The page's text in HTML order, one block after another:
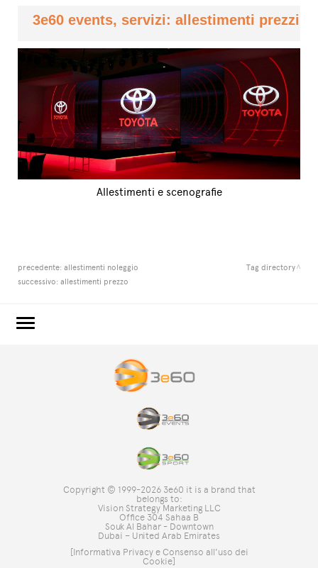
3e60 events, servizi: allestimenti prezzi
Allestimenti e scenografie
precedente: allestimenti noleggio
successivo: allestimenti prezzo
Tag directory
Copyright © 1999-2026 3e60 it is a brand that
belongs to:
Vision Strategy Marketing LLC
Office 304 Sahaa B
Souk Al Bahar - Downtown
Dubai – United Arab Emirates
[Informativa Privacy e Consenso all'uso dei
Cookie]